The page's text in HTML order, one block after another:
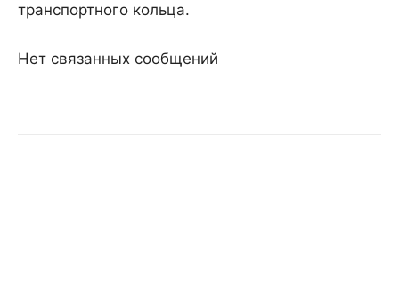
транспортного кольца.
Нет связанных сообщений